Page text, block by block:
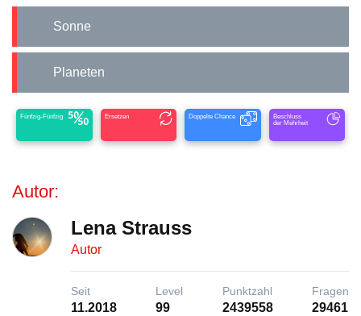
Sonne
Planeten
Fünfzig-Fünfzig Ersetzen Doppelte Chance
Beschluss
der Mehrheit
Autor:
Lena Strauss
Autor
Seit
11.2018
Level
99
Punktzahl
2439558
Fragen
29461